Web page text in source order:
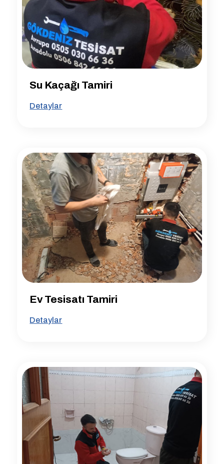
Su Kaçağı Tamiri
Detaylar
Ev Tesisatı Tamiri
Detaylar